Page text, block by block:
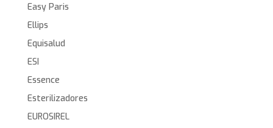
Easy Paris
Ellips
Equisalud
ESI
Essence
Esterilizadores
EUROSIREL